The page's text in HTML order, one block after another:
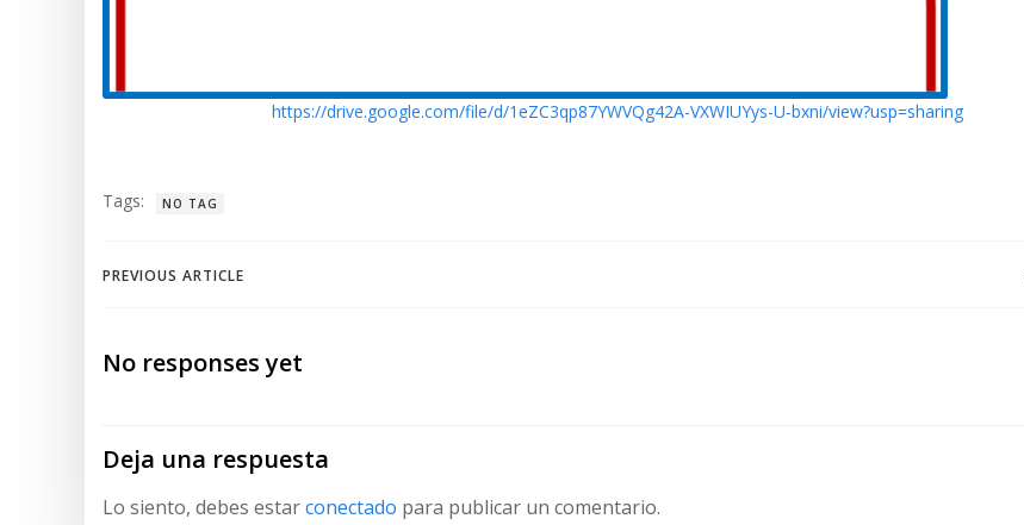
https://drive.google.com/file/d/1eZC3qp87YWVQg42A-VXWIUYys-U-bxni/view?usp=sharing
Tags: NO TAG
Navegación
de
entradas
PREVIOUS ARTICLE
No responses yet
Deja una respuesta
Lo siento, debes estarconectado para publicar un comentario.